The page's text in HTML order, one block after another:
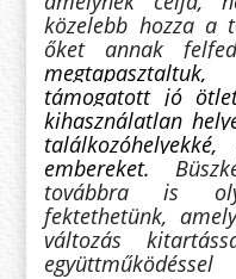
közelebb hozza a
őket annak
támogatott jó
kihasználatlan
embereket.
továbbra is
fektethetünk,
változás